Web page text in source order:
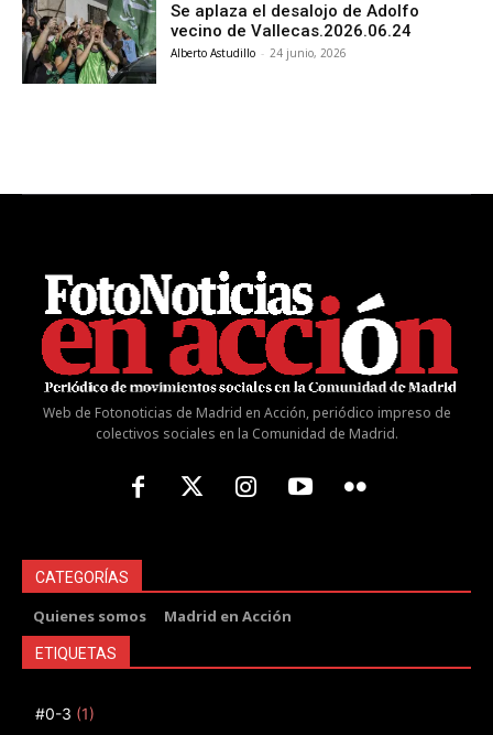
Se aplaza el desalojo de Adolfo
vecino de Vallecas.2026.06.24
Alberto Astudillo - 24 junio, 2026
Web de Fotonoticias de Madrid en Acción, periódico impreso de
colectivos sociales en la Comunidad de Madrid.
CATEGORÍAS
Quienes somos Madrid en Acción
ETIQUETAS
#0-3 (1)